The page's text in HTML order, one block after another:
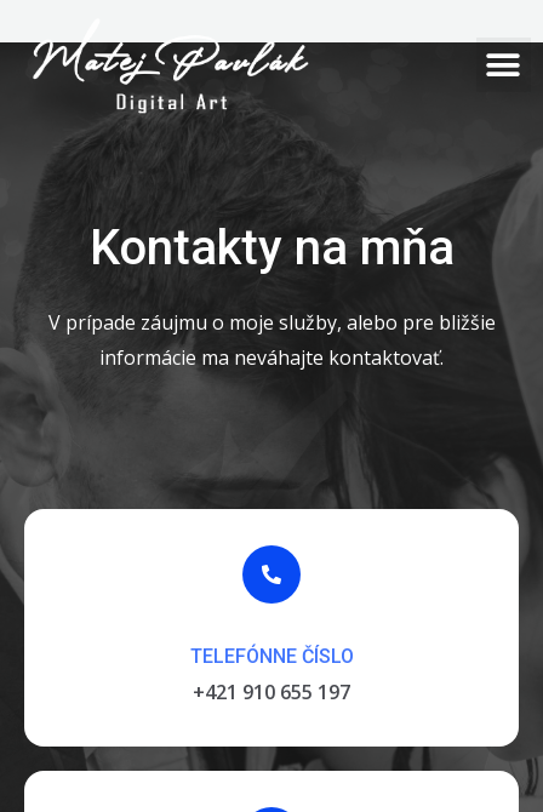
na
obsah
Kontakty na mňa
V prípade záujmu o moje služby, alebo pre bližšie
informácie ma neváhajte kontaktovať.
TELEFÓNNE ČÍSLO
+421 910 655 197